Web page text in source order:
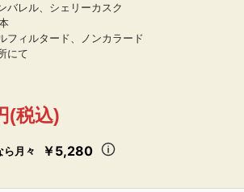
花、果実が共存した植物園のイメージ。口に含むとバ
実感を覚える。
が柔らかくなり、よりシェリーの存在感が増す。スト
も相性が良く、ゆっくり時間をかけて口に含むと香り
バレル、シェリーカスク
フィルタード、ノンカラード
にて
(税込)
ら月々 ￥5,280